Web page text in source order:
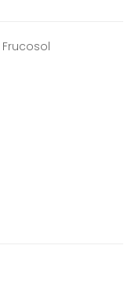
Frucosol